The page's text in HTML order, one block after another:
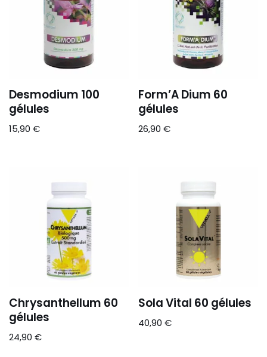
Desmodium 100
gélules
15,90 €
Form’A Dium 60
gélules
26,90€
Chrysanthellum 60
gélules
24,90 €
Sola Vital 60 gélules
40,90€